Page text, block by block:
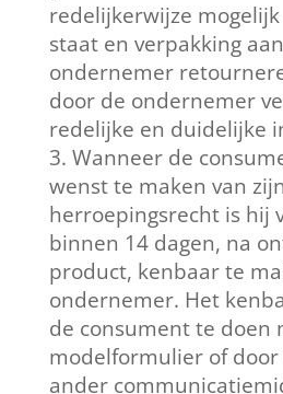
redelijkerwijze
staat en verpakking
ondernemer
door de ondernemer
redelijke en duidelijke
Wanneer de
wenst te maken van zijn
herroepingsrecht is hij
binnen 14 dagen, na
product, kenbaar te
ondernemer. Het
de consument te doen
modelformulier of
ander